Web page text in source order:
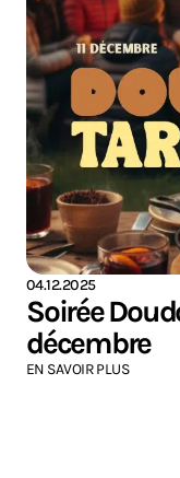
04.12.2025
Soirée
décembre
EN SAVOIR PLUS